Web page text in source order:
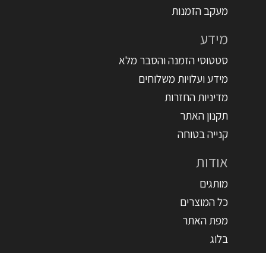
מעקב הזמנות
מידע
סטטוסי הזמנה והסבר מלא
מידע ועלויות משלוחים
מדיניות החזרות
תקנון האתר
קנייה בטוחה
אודות
מותגים
כל המוצרים
מפת האתר
בלוג